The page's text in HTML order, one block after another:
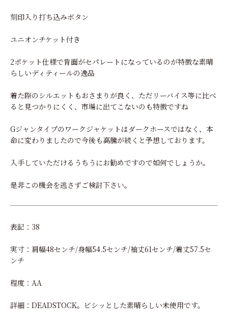
刻印入り打ち込みボタン
ユニオンチケット付き
2ポケット仕様で背面がセパレートになっているのが特徴な素晴
らしいディティールの逸品
着た際のシルエットもおさまりが良く、ただリーバイス等に比べ
ると見つかりにくく、市場に出てこないのも特徴ですね
Gジャンタイプのワークジャケットはダークホースではなく、本
命に変わりましたので今後も高騰が続くと予想しております。
入手していただけるうちうにお勧めですので如何でしょうか。
是非この機会を逃さずご検討下さい。
表記：38
実寸：肩幅48センチ/身幅54.5センチ/袖丈61センチ/着丈57.5セ
ンチ
程度：AA
詳細：DEADSTOCK。ビシッとした素晴らしい未使用です。